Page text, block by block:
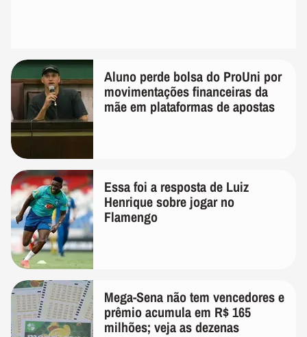
Aluno perde bolsa do ProUni por
movimentações financeiras da
mãe em plataformas de apostas
Essa foi a resposta de Luiz
Henrique sobre jogar no
Flamengo
Mega-Sena não tem vencedores e
prêmio acumula em R$ 165
milhões; veja as dezenas